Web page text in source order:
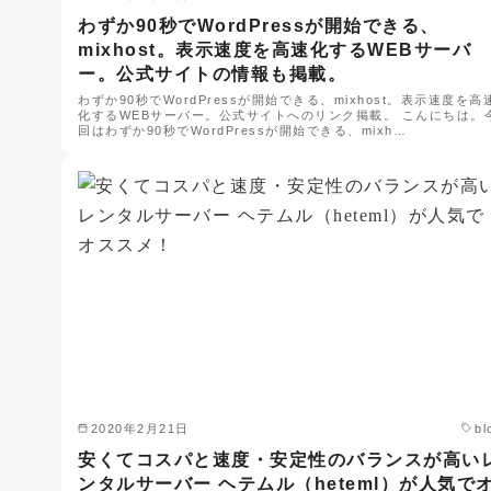
わずか90秒でWordPressが開始できる、
mixhost。表示速度を高速化するWEBサーバ
ー。公式サイトの情報も掲載。
わずか90秒でWordPressが開始できる、mixhost。表示速度を高
化するWEBサーバー。公式サイトへのリンク掲載。 こんにちは。
回はわずか90秒でWordPressが開始できる、mixh…
2020年2月21日
安くてコスパと速度・安定性のバランスが高い
ンタルサーバー ヘテムル（heteml）が人気でオ